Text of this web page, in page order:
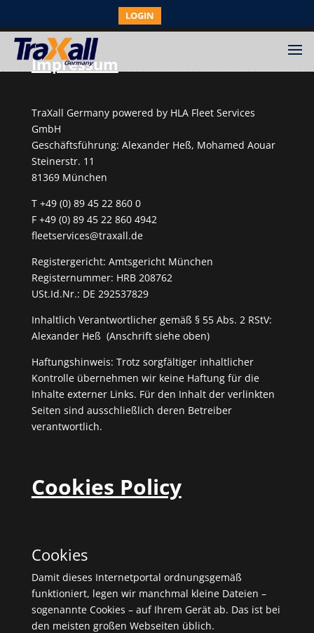
LOGIN
Impressum
TraXall Germany powered by HLA Fleet Services
GmbH
Geschäftsführung: Alexander Heß, Mohamed Aouar
Steinerstr. 11
81369 München
T +49 (0) 89 45 22 860 0
F +49 (0) 89 45 22 860 4942
fleetservices@traxall.de
Registergericht: Amtsgericht München
Registernummer: HRB 208762
USt.Id.Nr.: DE 292537829
Inhaltlich Verantwortlicher gemäß § 55 Abs. 2 RStV:
Alexander Heß (Anschrift siehe oben)
Haftungshinweis: Trotz sorgfältiger inhaltlicher
Kontrolle übernehmen wir keine Haftung für die
Inhalte externer Links. Für den Inhalt der verlinkten
Seiten sind ausschließlich deren Betreiber
verantwortlich.
Cookies Policy
Cookies
Damit dieses Internetportal ordnungsgemäß
funktioniert, legen wir manchmal kleine Dateien –
sogenannte Cookies – auf Ihrem Gerät ab. Das ist bei
den meisten großen Webseiten üblich.